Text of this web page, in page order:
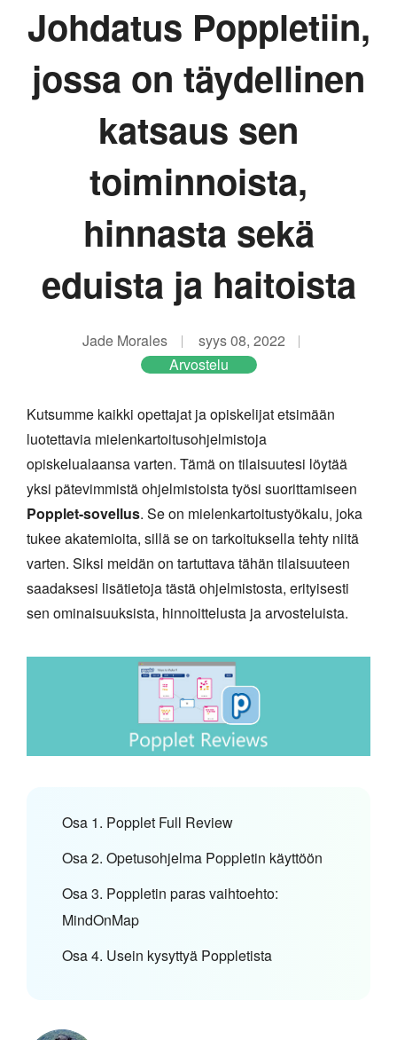
Johdatus Poppletiin,
jossa on täydellinen
katsaus sen
toiminnoista,
hinnasta sekä
eduista ja haitoista
Jade Morales
syys 08, 2022
Arvostelu
Kutsumme kaikki opettajat ja opiskelijat etsimään
luotettavia mielenkartoitusohjelmistoja
opiskelualaansa varten. Tämä on tilaisuutesi löytää
yksi pätevimmistä ohjelmistoista työsi suorittamiseen
Popplet-sovellus. Se on mielenkartoitustyökalu, joka
tukee akatemioita, sillä se on tarkoituksella tehty niitä
varten. Siksi meidän on tartuttava tähän tilaisuuteen
saadaksesi lisätietoja tästä ohjelmistosta, erityisesti
sen ominaisuuksista, hinnoittelusta ja arvosteluista.
Osa 1. Popplet Full Review
Osa 2. Opetusohjelma Poppletin käyttöön
Osa 3. Poppletin paras vaihtoehto:
MindOnMap
Osa 4. Usein kysyttyä Poppletista